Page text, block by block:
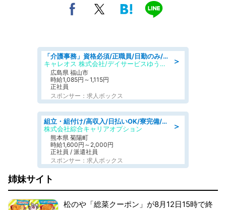
＞
「介護事務」資格必須/正職員/日勤のみ/デイサービス
キャレオス 株式会社/デイサービスゆうゆう南本庄
広島県 福山市
時給1,085円～1,115円
正社員
スポンサー：求人ボックス
＞
組立・組付け/高収入/日払いOK/寮完備/交替制/20・30・40代活躍中
株式会社綜合キャリアオプション
熊本県 菊陽町
時給1,600円～2,000円
正社員 / 派遣社員
スポンサー：求人ボックス
姉妹サイト
松のや「総菜クーポン」が8月12日15時で終